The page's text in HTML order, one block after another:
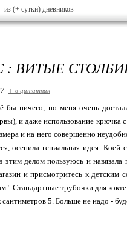
из (+ сутки) дневников
: ВИТЫЕ
+ в цитатник
ничего, но меня очень
и даже использование
и на него совершенно
осенила гениальная идея.
делом пользуюсь и
и присмотритесь к детским
Стандартные трубочки для
5. Больше не надо -